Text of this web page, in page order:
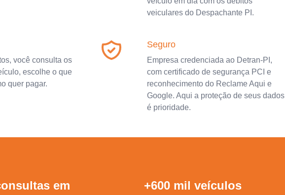
veiculares do Despachante PI.
você consulta os
escolhe o que
quer pagar.
Seguro
Empresa credenciada ao Detran-PI,
com certificado de segurança PCI e
reconhecimento do Reclame Aqui e
Google. Aqui a proteção de seus dados
é prioridade.
em
+600 mil veículos